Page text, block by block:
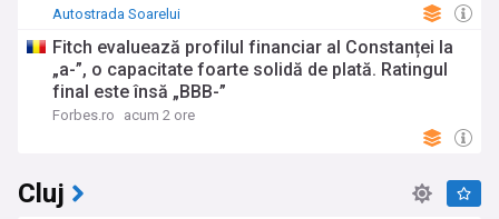
Autostrada Soarelui
Fitch evaluează profilul financiar al Constanței la
„a-”, o capacitate foarte solidă de plată. Ratingul
final este însă „BBB-”
Forbes.ro acum 2 ore
Cluj